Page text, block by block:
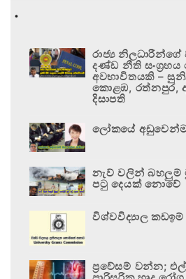
.
රාජ්‍ය
දණ්ඩ නීති සංග්‍රහය
අවභාවිතයකි –
කොළඹ, රත්නපුර,
දිසාපති
ලෝකයේ අඩුවෙන්ම
නැව් වලින් බහලුම්
පටු දෙයක් නොවේ
විශ්වවිද්‍යාල
ප්‍රවේසම් වන්න;